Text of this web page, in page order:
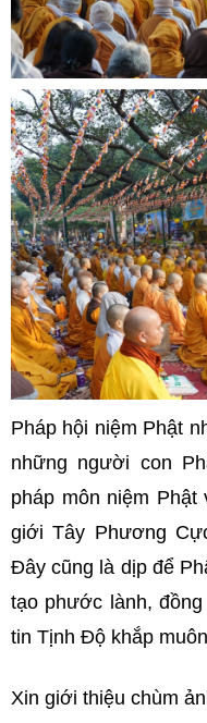
Pháp hội niệm Phật
những người con
pháp môn niệm
giới Tây Phương
Đây cũng là dịp để
tạo phước lành,
tin Tịnh Độ khắp
Xin giới thiệu chùm